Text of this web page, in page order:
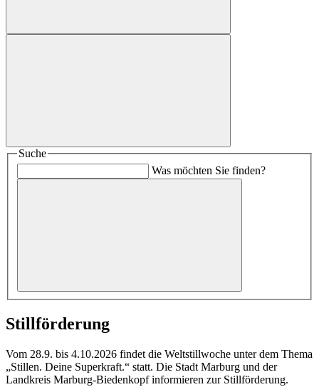
Suche
Was möchten Sie finden?
Stillförderung
Vom 28.9. bis 4.10.2026 findet die Weltstillwoche unter dem Thema
„Stillen. Deine Superkraft.“ statt. Die Stadt Marburg und der
Landkreis Marburg-Biedenkopf informieren zur Stillförderung.